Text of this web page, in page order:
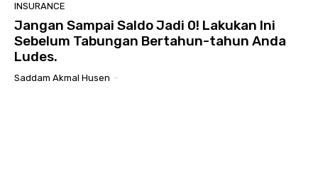
INSURANCE
Jangan Sampai Saldo Jadi 0! Lakukan Ini
Sebelum Tabungan Bertahun-tahun Anda
Ludes.
Saddam Akmal Husen -